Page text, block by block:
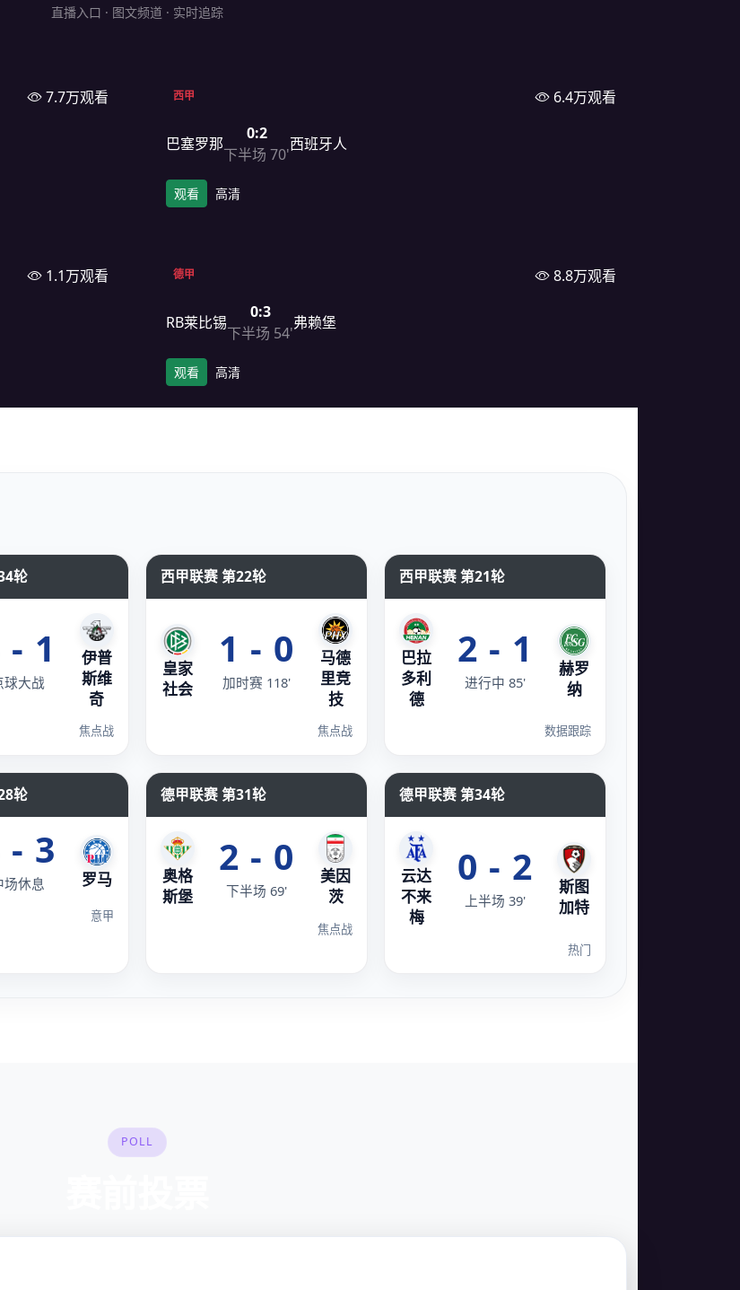
直播入口 · 图文频道 · 实时追踪
7.7万观看 西甲 6.4万观看
巴塞罗那
0:2
下半场 70'
西班牙人
观看 高清
1.1万观看 德甲 8.8万观看
RB莱比锡
0:3
下半场 54'
弗赖堡
观看 高清
轮
- 1
球大战
伊普
斯维
奇
焦点战
西甲联赛 第22轮
皇家
社会
1 - 0
加时赛 118'
马德
里竞
技
焦点战
西甲联赛 第21轮
巴拉
多利
德
2 - 1
进行中 85'
赫罗
纳
数据跟踪
轮
- 3
场休息 罗马
意甲
德甲联赛 第31轮
奥格
斯堡
2 - 0
下半场 69'
美因
茨
焦点战
德甲联赛 第34轮
云达
不来
梅
0 - 2
上半场 39'
斯图
加特
热门
POLL